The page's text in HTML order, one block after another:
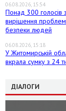
06.08.2026, 15:54
Понад 300 голосів
вирішення
безпеки людей
06.08.2026, 15:18
У Житомирській
вкрала сумку з 24
ДІАЛОГИ